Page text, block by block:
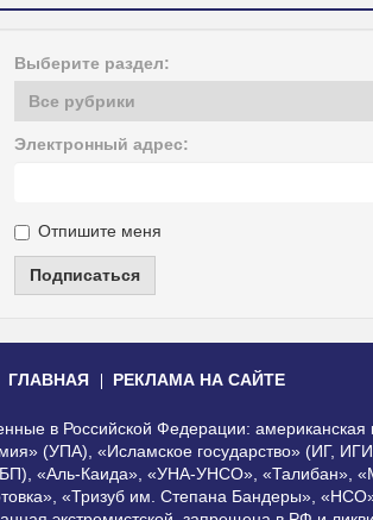
Выберите раздел:
Электронный адрес:
Отпишите меня
Подписаться
ГЛАВНАЯ РЕКЛАМА НА САЙТЕ
в Российской Федерации:
(УПА), «Исламское государство» (ИГ,
«Аль-Каида», «УНА-УНСО», «Талибан»,
«Тризуб им. Степана Бандеры»,